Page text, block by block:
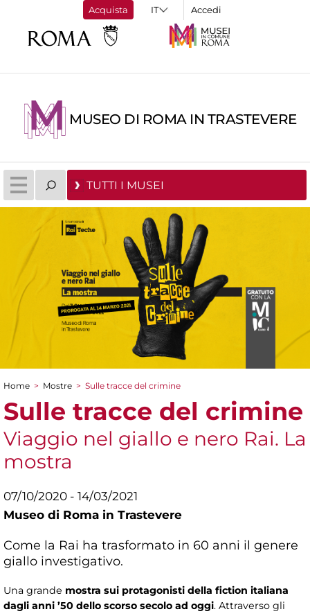
Acquista Accedi
MUSEO DI ROMA IN TRASTEVERE
TUTTI I MUSEI
Tu sei qui
Home > Mostre > Sulle tracce del crimine
Sulle tracce del crimine
Viaggio nel giallo e nero Rai. La
mostra
07/10/2020 - 14/03/2021
Museo di Roma in Trastevere
Come la Rai ha trasformato in 60 anni il genere
giallo investigativo.
Una grande mostra sui protagonisti della fiction italiana
dagli anni ’50 dello scorso secolo ad oggi. Attraverso gli